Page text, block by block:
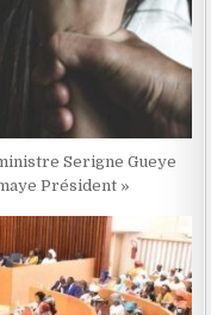
Serigne Gueye
Président »